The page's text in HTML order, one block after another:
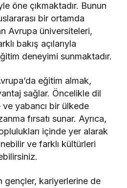
öne çıkmaktadır. Bunun
bir ortamda
Avrupa üniversiteleri,
bakış açılarıyla
deneyimi sunmaktadır.
eğitim almak,
sağlar. Öncelikle dil
yabancı bir ülkede
fırsatı sunar. Ayrıca,
içinde yer alarak
ve farklı kültürleri
gençler, kariyerlerine de